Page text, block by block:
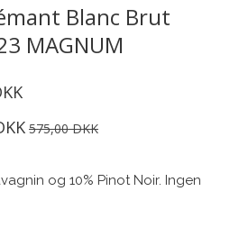
Blanc Brut
MAGNUM
575,00 DKK
og 10% Pinot Noir. Ingen